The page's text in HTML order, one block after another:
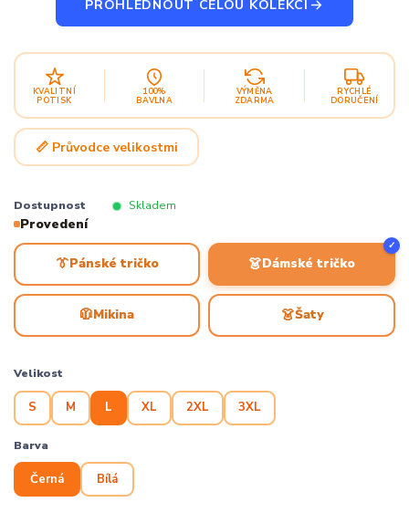
PROHLÉDNOUT CELOU KOLEKCI
KVALITNÍ
POTISK
100%
BAVLNA
VÝMĚNA
ZDARMA
RYCHLÉ
DORUČENÍ
📏 Průvodce velikostmi
Dostupnost Skladem
Provedení
👔Pánské tričko 👗Dámské tričko
✓
🧥Mikina 👗Šaty
Velikost
S M L XL 2XL 3XL
Barva
Černá Bílá